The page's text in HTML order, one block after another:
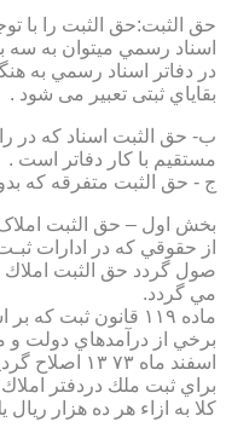
حق الثبت:حق الثبت را با
اسناد رسمي ميتوان به
در دفاتر اسناد رسمي به
بقاياي ثبتی تعبیر می شود .
ب- حق الثبت اسناد كه در
مستقيم با كار دفاتر است .
ج - حق الثبت متفرقه كه
از حقوقي كه در ادارات
مي گردد.
ماده ۱۱۹ قانون
اسفند ماه ۷۳ ۱۳ اصلاح گرديده مقرر مي دارد:
كلا به ازاء هر ده هزار